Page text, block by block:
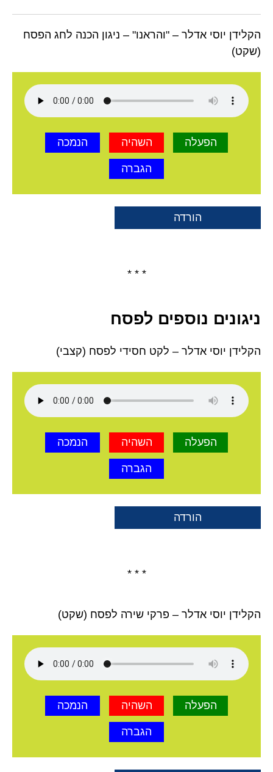
הקלידן יוסי אדלר – "והראנו" – ניגון הכנה לחג הפסח
(שקט)
הפעלה השהיה הנמכה
הגברה
הורדה
* * *
ניגונים נוספים לפסח
הקלידן יוסי אדלר – לקט חסידי לפסח (קצבי)
הפעלה השהיה הנמכה
הגברה
הורדה
* * *
הקלידן יוסי אדלר – פרקי שירה לפסח (שקט)
הפעלה השהיה הנמכה
הגברה